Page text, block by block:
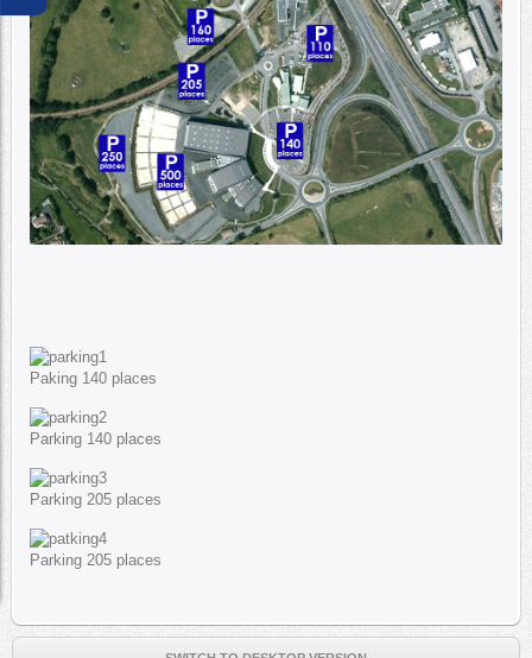
Paking 140 places
Parking 140 places
Parking 205 places
Parking 205 places